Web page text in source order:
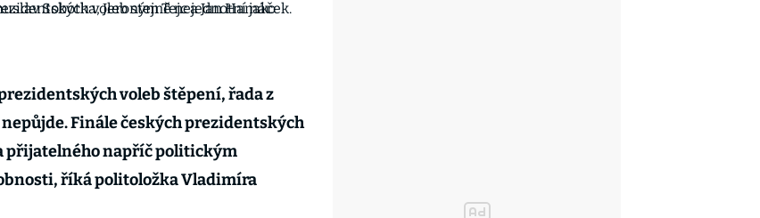
voleb štěpení, řada z
Finále českých prezidentských
přijatelného napříč politickým
říká politoložka Vladimíra